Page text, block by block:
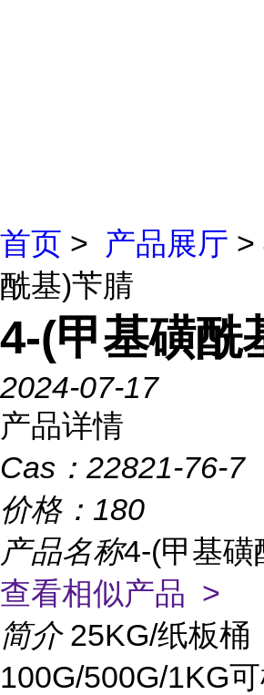
首页 > 产品展厅 >
酰基)苄腈
4-(甲基磺酰
2024-07-17
产品详情
Cas： 22821-76-7
价格： 180
产品名称4-(甲基磺
查看相似产品 >
简介 25KG/纸板桶
100G/500G/1KG